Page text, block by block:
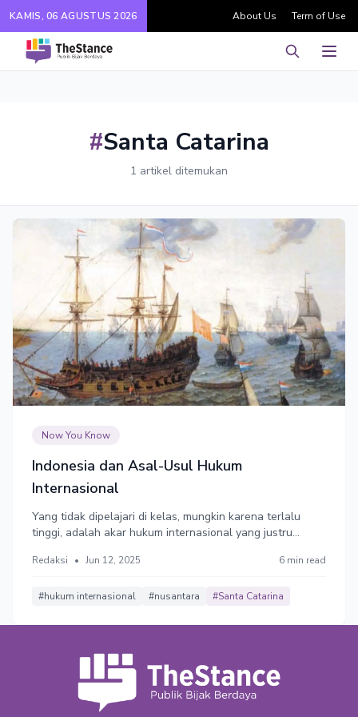
KAMIS, 06 AGUSTUS 2026 About Us Term of Use
Pencarian
#Santa Catarina
1 artikel ditemukan
Now You Know
Indonesia dan Asal-Usul Hukum
Internasional
Yang tidak dipelajari di kelas, mungkin karena terlalu
tinggi, adalah akar hukum internasional yang justru
internasional itu sangat dekat dengan sejarah dan tradisi
Redaksi • Jun 12, 2025 6 min read
#hukum internasional #nusantara #Santa Catarina